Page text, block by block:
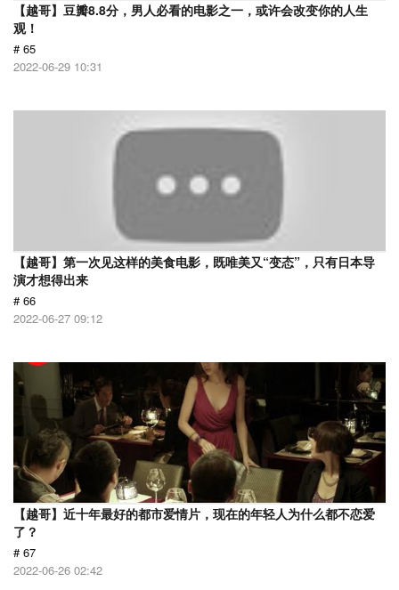
【越哥】豆瓣8.8分，男人必看的电影之一，或许会改变你的人生
观！
# 65
2022-06-29 10:31
【越哥】第一次见这样的美食电影，既唯美又“变态”，只有日本导
演才想得出来
# 66
2022-06-27 09:12
【越哥】近十年最好的都市爱情片，现在的年轻人为什么都不恋爱
了？
# 67
2022-06-26 02:42